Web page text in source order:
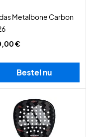
Metalbone Carbon
€
Bestel nu